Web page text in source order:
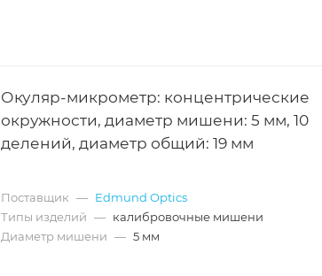
Окуляр-микрометр: концентрические
окружности, диаметр мишени: 5 мм, 10
делений, диаметр общий: 19 мм
Поставщик — Edmund Optics
Типы изделий — калибровочные мишени
Диаметр мишени — 5 мм